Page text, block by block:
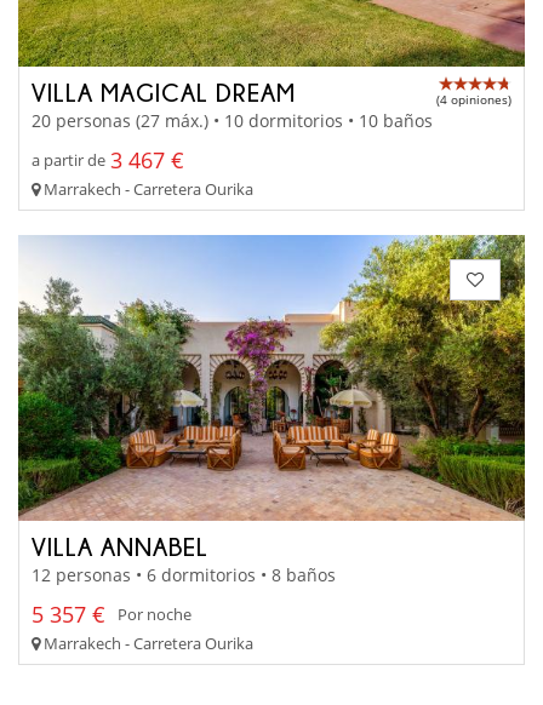
VILLA MAGICAL DREAM (4 opiniones)
20 personas (27 máx.) • 10 dormitorios • 10 baños
a partir de 3 467 €
Marrakech - Carretera Ourika
VILLA ANNABEL
12 personas • 6 dormitorios • 8 baños
5 357 €
Por noche
Marrakech - Carretera Ourika